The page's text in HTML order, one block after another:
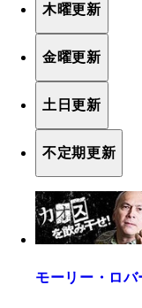
木曜更新
金曜更新
土日更新
不定期更新
モーリー・ロ